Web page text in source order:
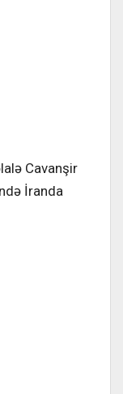
Cavanşir
İranda